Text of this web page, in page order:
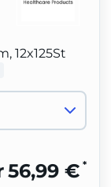
12x125St
56,99 € *